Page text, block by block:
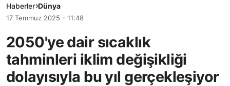
Haberler Dünya
17 Temmuz 2025 - 11:48
2050'ye dair sıcaklık
tahminleri iklim değişikliği
dolayısıyla bu yıl gerçekleşiyor